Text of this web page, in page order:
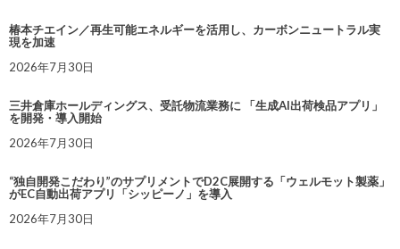
椿本チエイン／再生可能エネルギーを活用し、カーボンニュートラル実
現を加速
2026年7月30日
三井倉庫ホールディングス、受託物流業務に 「生成AI出荷検品アプリ」
を開発・導入開始
2026年7月30日
“独自開発こだわり”のサプリメントでD2C展開する「ウェルモット製薬」
がEC自動出荷アプリ「シッピーノ」を導入
2026年7月30日